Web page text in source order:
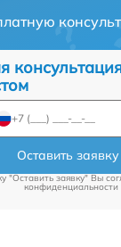
Оставить заявку
"Оставить заявку" Вы
конфиденциальности